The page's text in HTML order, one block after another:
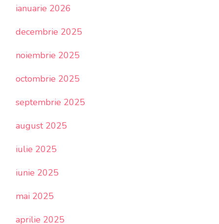
ianuarie 2026
decembrie 2025
noiembrie 2025
octombrie 2025
septembrie 2025
august 2025
iulie 2025
iunie 2025
mai 2025
aprilie 2025